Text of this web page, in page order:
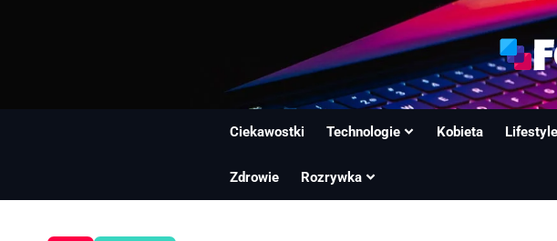
Ciekawostki Technologie Kobieta Lifestyle
Zdrowie Rozrywka